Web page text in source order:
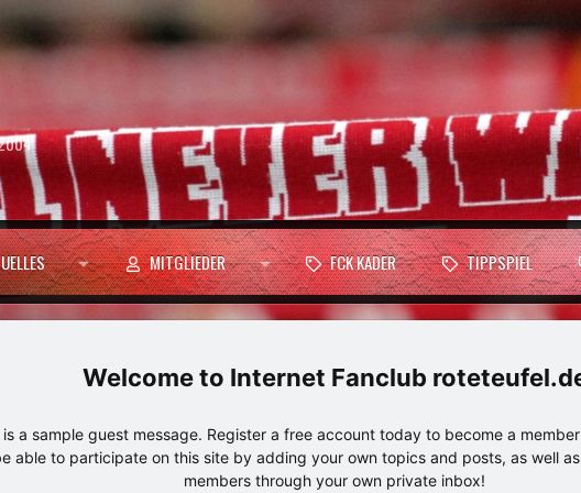
MITGLIEDER FCK KADER TIPPSPIEL
Internet Fanclub
is a sample guest message. Register a free account today to become a
able to participate on this site by adding your own topics and posts, as well
members through your own private inbox!